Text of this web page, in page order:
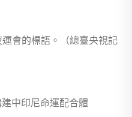
會的標語。（總臺央視記
中印尼命運配合體